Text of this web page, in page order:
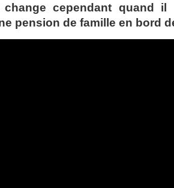
change cependant quand il
pension de famille en bord